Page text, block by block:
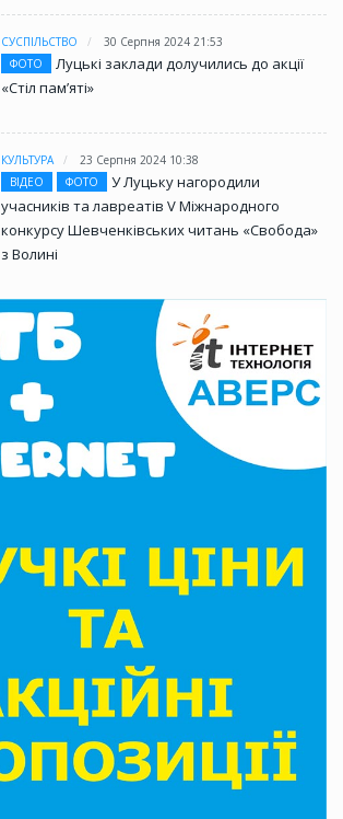
СУСПІЛЬСТВО
30 Серпня 2024 21:53
ФОТО
Луцькі заклади долучились до акції
«Стіл памʼяті»
КУЛЬТУРА
23 Серпня 2024 10:38
ВІДЕО
ФОТО
У Луцьку нагородили
учасників та лавреатів V Міжнародного
конкурсу Шевченківських читань «Свобода»
з Волині